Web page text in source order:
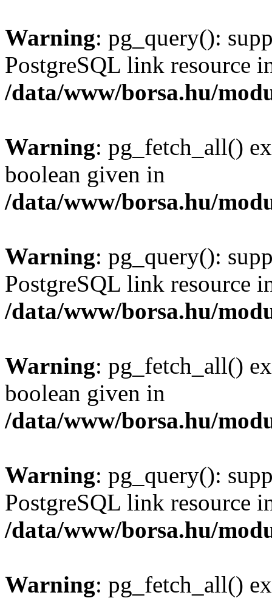
Warning: pg_query():
PostgreSQL link resource
/data/www/borsa.hu/
Warning: pg_fetch_all()
boolean given in
/data/www/borsa.hu/
Warning: pg_query():
PostgreSQL link resource
/data/www/borsa.hu/
Warning: pg_fetch_all()
boolean given in
/data/www/borsa.hu/
Warning: pg_query():
PostgreSQL link resource
/data/www/borsa.hu/
Warning: pg_fetch_all()